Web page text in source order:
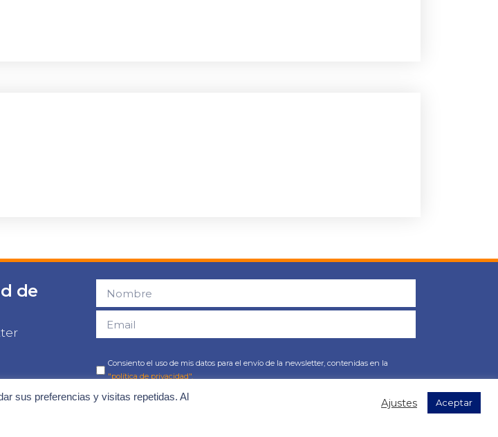
de
Consiento el uso de mis datos para el envío de la newsletter, contenidas en la
"política de privacidad".
sus preferencias y visitas repetidas. Al
Ajustes Aceptar